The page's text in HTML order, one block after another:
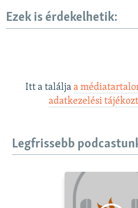
Ezek is érdekelhetik:
Itt a találja a
adatkezelési
Legfrissebb